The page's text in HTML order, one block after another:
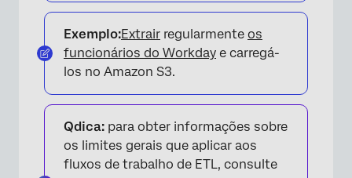
Exemplo:Extrair regularmente os
funcionários do Workday e carregá-
los no Amazon S3.
Qdica: para obter informações sobre
os limites gerais que aplicar aos
fluxos de trabalho de ETL, consulte